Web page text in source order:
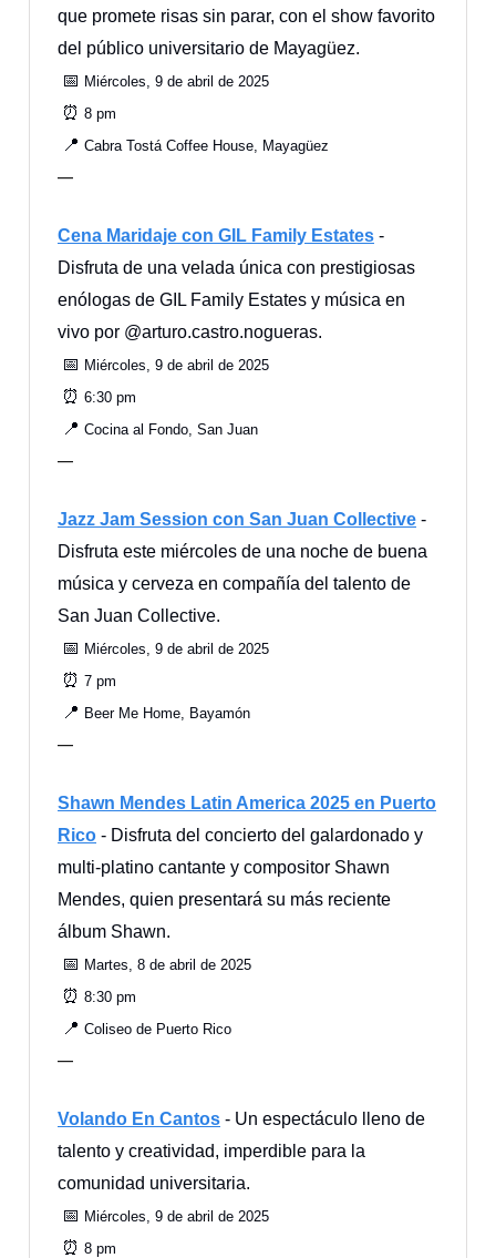
que promete risas sin parar, con el show favorito
del público universitario de Mayagüez.
📅 Miércoles, 9 de abril de 2025
⏰ 8 pm
📍 Cabra Tostá Coffee House, Mayagüez
—
Cena Maridaje con GIL Family Estates -
Disfruta de una velada única con prestigiosas
enólogas de GIL Family Estates y música en
vivo por @arturo.castro.nogueras.
📅 Miércoles, 9 de abril de 2025
⏰ 6:30 pm
📍 Cocina al Fondo, San Juan
—
Jazz Jam Session con San Juan Collective -
Disfruta este miércoles de una noche de buena
música y cerveza en compañía del talento de
San Juan Collective.
📅 Miércoles, 9 de abril de 2025
⏰ 7 pm
📍 Beer Me Home, Bayamón
—
Shawn Mendes Latin America 2025 en Puerto
Rico - Disfruta del concierto del galardonado y
multi-platino cantante y compositor Shawn
Mendes, quien presentará su más reciente
álbum Shawn.
📅 Martes, 8 de abril de 2025
⏰ 8:30 pm
📍 Coliseo de Puerto Rico
—
Volando En Cantos - Un espectáculo lleno de
talento y creatividad, imperdible para la
comunidad universitaria.
📅 Miércoles, 9 de abril de 2025
⏰ 8 pm